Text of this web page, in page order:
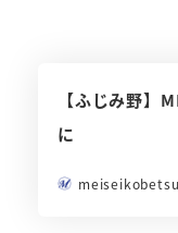
【ふじみ野】
に